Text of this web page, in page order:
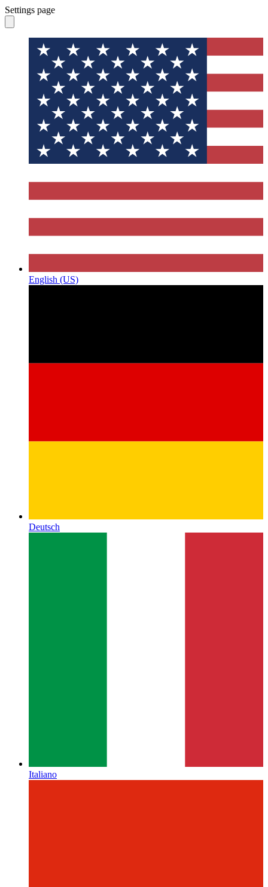
Settings page
English (US)
Deutsch
Italiano